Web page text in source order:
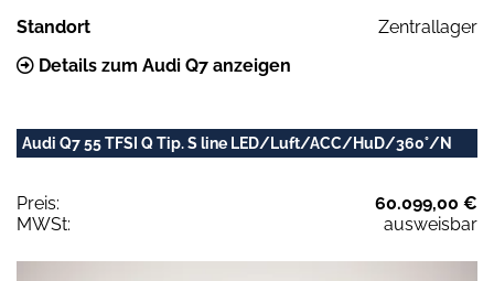
Standort
Zentrallager
Details zum Audi Q7 anzeigen
Audi Q7 55 TFSI Q Tip. S line LED/Luft/ACC/HuD/360°/N
Preis:
60.099,00 €
MWSt:
ausweisbar